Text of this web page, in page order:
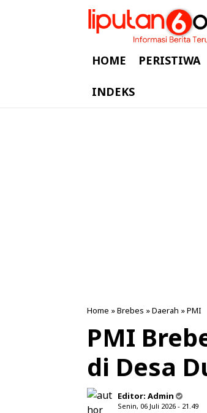
HOME PERISTIWA
INDEKS
Home »Brebes »Daerah »PMI
PMI
di Desa
Editor: Admin
Senin, 06 Juli 2026 - 21.49